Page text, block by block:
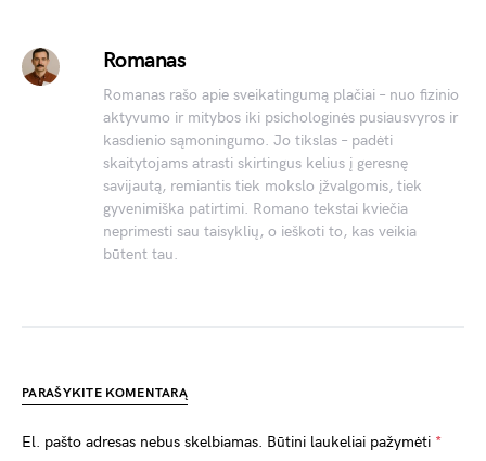
Romanas
Romanas rašo apie sveikatingumą plačiai – nuo fizinio
aktyvumo ir mitybos iki psichologinės pusiausvyros ir
kasdienio sąmoningumo. Jo tikslas – padėti
skaitytojams atrasti skirtingus kelius į geresnę
savijautą, remiantis tiek mokslo įžvalgomis, tiek
gyvenimiška patirtimi. Romano tekstai kviečia
neprimesti sau taisyklių, o ieškoti to, kas veikia
būtent tau.
PARAŠYKITE KOMENTARĄ
El. pašto adresas nebus skelbiamas. Būtini laukeliai pažymėti *